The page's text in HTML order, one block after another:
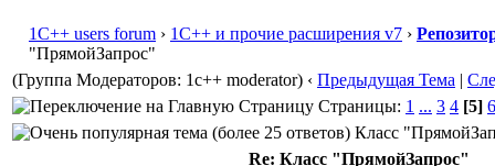
1С++ users forum › 1С++ и прочие расширения v7 ›
"ПрямойЗапрос"
(Группа Модераторов: 1c++ moderator) ‹ Предыдущая Тема |
Страницы: 1 ... 3 4 [5] 6
Класс
Re: Класс "ПрямойЗапрос"